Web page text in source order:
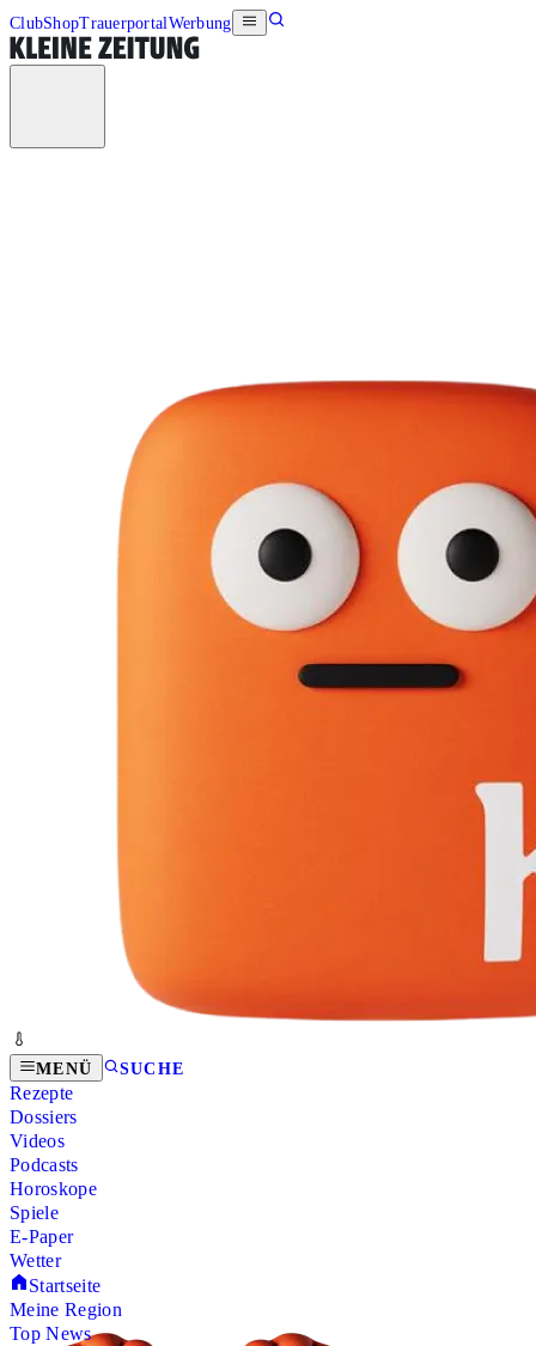
ClubShopTrauerportalWerbung
MENÜ SUCHE
Rezepte
Dossiers
Videos
Podcasts
Horoskope
Spiele
E-Paper
Wetter
Startseite
Meine Region
Top News